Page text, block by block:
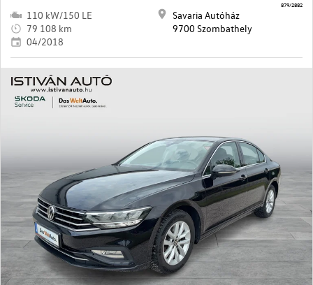
110 kW/150 LE
79 108 km
04/2018
Savaria Autóház
9700 Szombathely
879/2882